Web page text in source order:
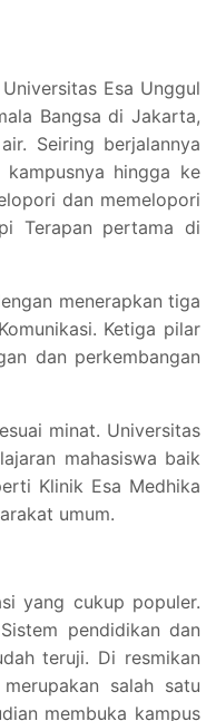
Esa Unggul
Bangsa di Jakarta,
Seiring berjalannya
hingga ke
dan memelopori
Terapan pertama di
menerapkan tiga
Ketiga pilar
dan perkembangan
minat. Universitas
mahasiswa baik
Klinik Esa Medhika
umum.
yang cukup populer.
pendidikan dan
teruji. Di resmikan
salah satu
membuka kampus